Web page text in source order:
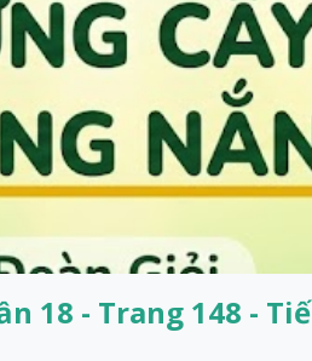
18 - Trang 148 -